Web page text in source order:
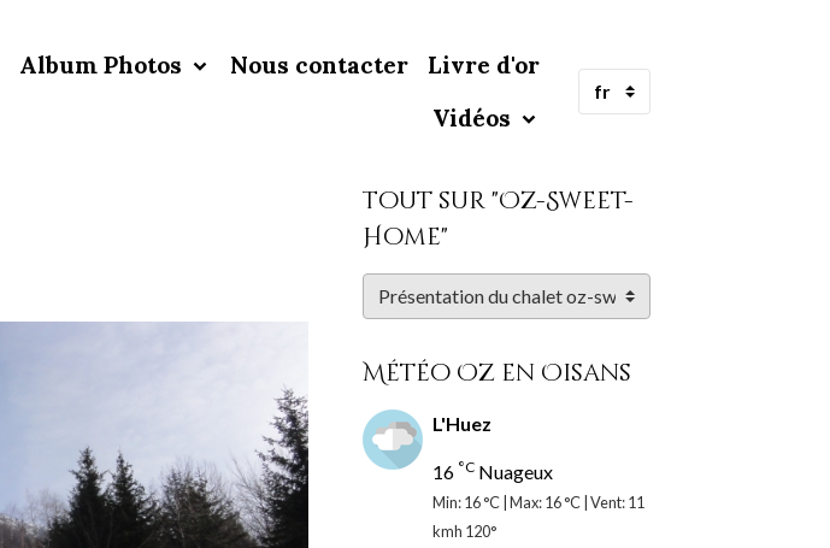
Album Photos Nous contacter
Livre d'or
Vidéos
Tout sur "Oz-Sweet-
Home"
Météo Oz en Oisans
L'Huez
16 °CNuageux
Min: 16 °C | Max: 16 °C | Vent: 11
kmh 120°